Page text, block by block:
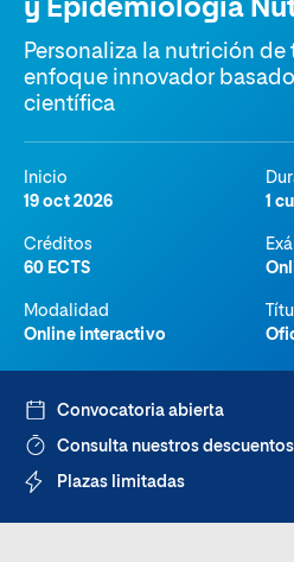
y Epidemiología
Personaliza la nutrición
enfoque innovador
científica
Inicio
19 oct 2026
1
Créditos
60 ECTS
Modalidad
Online interactivo
Convocatoria abierta
Consulta nuestros
Plazas limitadas